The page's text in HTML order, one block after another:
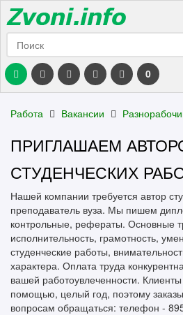
0
Работа Вакансии
ПРИГЛАШАЕМ
СТУДЕНЧЕСКИХ
Нашей компании требуется автор
преподаватель вуза. Мы пишем
контрольные, рефераты. Основные
исполнительность, грамотность,
студенческие работы,
характера. Оплата труда
вашей работоувлеченности.
помощью, целый год, поэтому
вопросам обращаться: телефон -